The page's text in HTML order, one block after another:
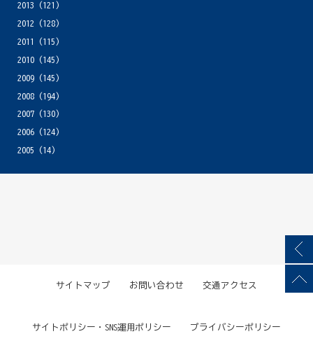
2013 (121)
2012 (128)
2011
(115)
2010(145)
2009(145)
2008(194)
2007(130)
2006(124)
2005 (14)
サイトマップ お問い合わせ 交通アクセス
サイトポリシー・SNS運用ポリシー プライバシーポリシー